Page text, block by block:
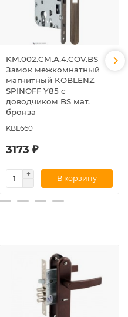
KM.002.CM.A.4.COV.BS
Замок межкомнатный
магнитный KOBLENZ
SPINOFF Y85 с
доводчиком BS мат.
бронза
KBL660
3173 ₽
В корзину